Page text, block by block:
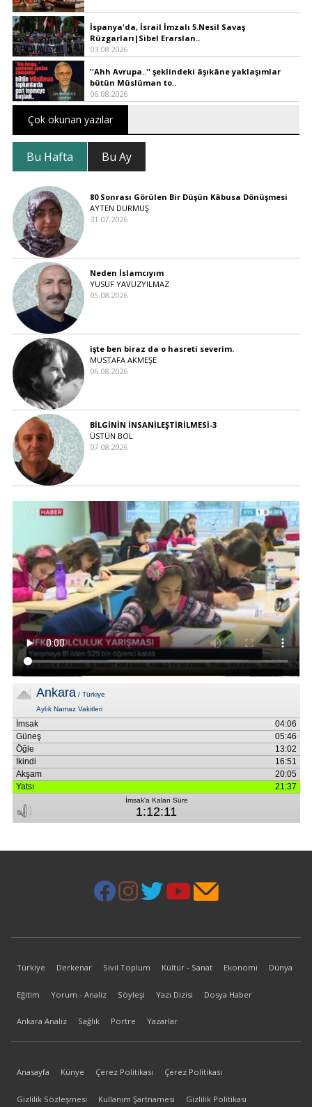
İspanya'da, İsrail İmzalı 5.Nesil Savaş
Rüzgarları|Sibel Erarslan..
03.08.2026
''Ahh Avrupa..'' şeklindeki âşıkâne yaklaşımlar
bütün Müslüman to..
06.08.2026
Çok okunan yazılar
Bu Hafta Bu Ay
80 Sonrası Görülen Bir Düşün Kâbusa Dönüşmesi
AYTEN DURMUŞ
31.07.2026
Neden İslamcıyım
YUSUF YAVUZYILMAZ
05.08.2026
işte ben biraz da o hasreti severim.
MUSTAFA AKMEŞE
06.08.2026
BİLGİNİN İNSANİLEŞTİRİLMESİ-3
ÜSTÜN BOL
07.08.2026
Türkiye Derkenar Sivil Toplum Kültür - Sanat Ekonomi Dünya
Eğitim Yorum - Analiz Söyleşi Yazı Dizisi Dosya Haber
Ankara Analiz Sağlık Portre Yazarlar
Anasayfa Künye Çerez Politikası Çerez Politikası
Gizlilik Sözleşmesi Kullanım Şartnamesi Gizlilik Politikası